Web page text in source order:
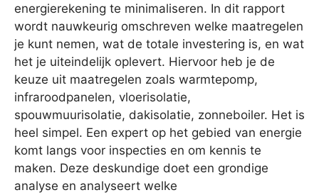
energierekening te minimaliseren. In dit rapport
wordt nauwkeurig omschreven welke maatregelen
je kunt nemen, wat de totale investering is, en wat
het je uiteindelijk oplevert. Hiervoor heb je de
keuze uit maatregelen zoals warmtepomp,
infraroodpanelen, vloerisolatie,
spouwmuurisolatie, dakisolatie, zonneboiler. Het is
heel simpel. Een expert op het gebied van energie
komt langs voor inspecties en om kennis te
maken. Deze deskundige doet een grondige
analyse en analyseert welke